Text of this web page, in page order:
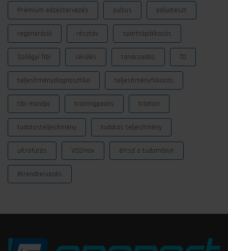
Prémium edzéstervezés pulzus pályateszt
regeneráció résztáv sporttáplálkozás
Szilágyi Tibi sérülés tanácsadás TD
teljesítménydiagnosztika teljesítményfokozás
tibi mondja trainingpeaks triatlon
tudatosteljesítmény tudatos teljesítmény
ultrafutás VO2max értsd a tudományt
étrendtervezés